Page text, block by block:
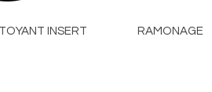
INSERT RAMONAGE